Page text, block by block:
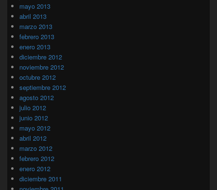
mayo 2013
abril 2013
marzo 2013
febrero 2013
enero 2013
diciembre 2012
noviembre 2012
octubre 2012
septiembre 2012
agosto 2012
julio 2012
junio 2012
mayo 2012
abril 2012
marzo 2012
febrero 2012
enero 2012
diciembre 2011